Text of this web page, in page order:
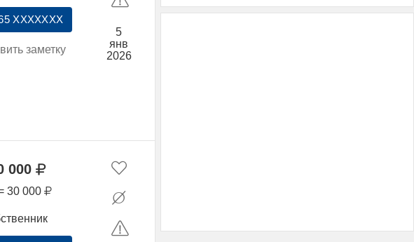
XXXXXXX
заметку
5
янв
2026
000
30 000